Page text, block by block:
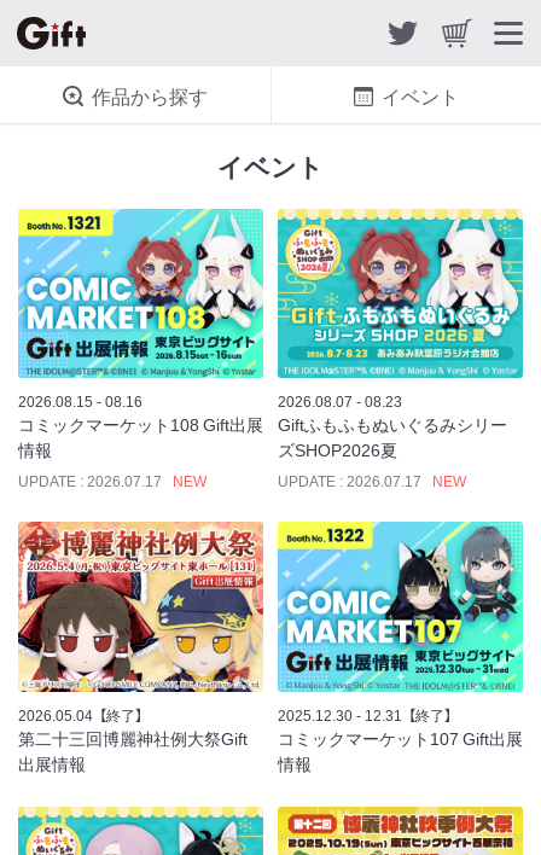
作品から探す イベント
イベント
2026.08.15 - 08.16
コミックマーケット108 Gift出展
情報
UPDATE : 2026.07.17 NEW
2026.08.07 - 08.23
Giftふもふもぬいぐるみシリー
ズSHOP2026夏
UPDATE : 2026.07.17 NEW
2026.05.04 【終了】
第二十三回博麗神社例大祭Gift
出展情報
2025.12.30 - 12.31 【終了】
コミックマーケット107 Gift出展
情報